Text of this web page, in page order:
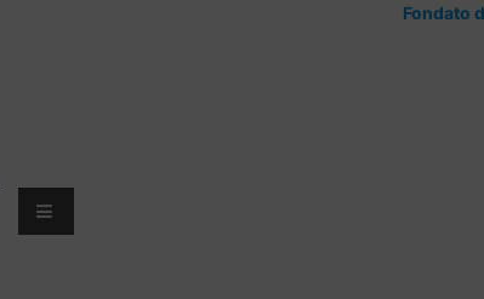
Fondato